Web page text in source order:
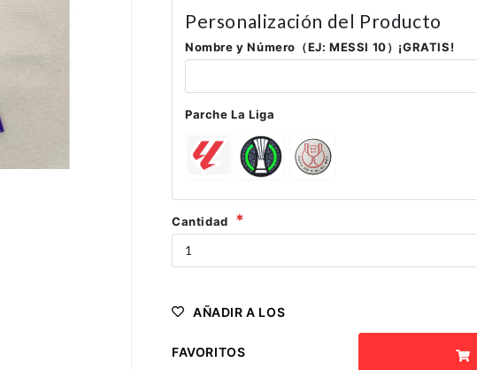
Personalización del Producto
Nombre y Número（EJ: MESSI 10）¡GRATIS!
Parche La Liga
Cantidad
AÑADIR A LOS
FAVORITOS